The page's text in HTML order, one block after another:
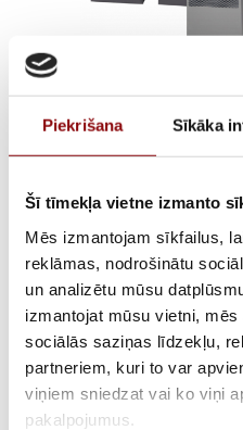
Piekrišana Sīkāka
Šī tīmekļa vietne izmanto
Mēs izmantojam sīkfailus,
reklāmas, nodrošinātu
un analizētu mūsu
izmantojat mūsu vietni,
sociālās saziņas līdzekļu,
partneriem, kuri to var
viņiem sniedzat vai ko viņi
pakalpojumus.
SOCOMEC
BC+ 60-
AVAILABILITY
DELIVERY TIME IF THE PRODUCT
IS NOT IN STOCK IN RIGA
DESCRIPTION
The solution for